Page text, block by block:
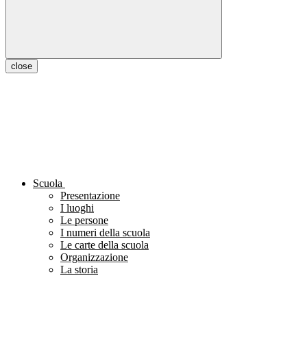
close
Scuola
Presentazione
I luoghi
Le persone
I numeri della scuola
Le carte della scuola
Organizzazione
La storia